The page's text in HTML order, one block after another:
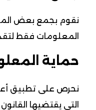
نقوم بجمع بعض
المعلومات فقط
حماية
نحرص على تطبيق
التي يقتضيها